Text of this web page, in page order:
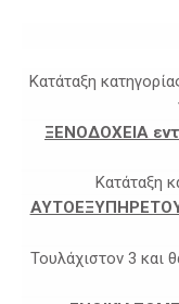
Κατάταξη
ΞΕΝΟΔΟΧΕΙΑ
Κατάταξη
Τουλάχιστον 3 και